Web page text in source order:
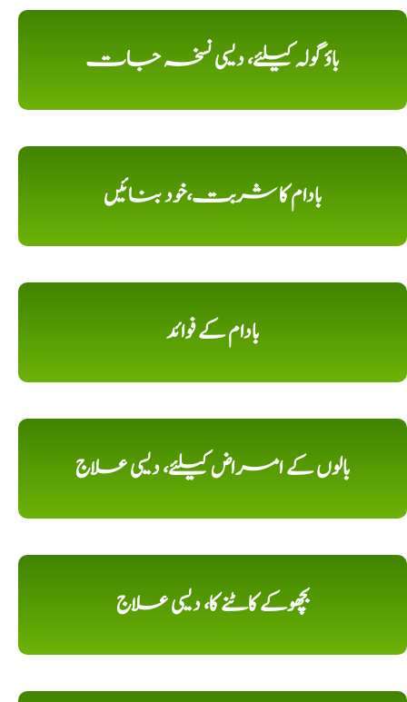
باؤ گولہ کیلئے، دیسی نسخہ جات
بادام کا شربت،خود بنائیں
بادام کے فوائد
بالوں کے امراض کیلئے، دیسی علاج
بچھوکے کاٹنے کا، دیسی علاج